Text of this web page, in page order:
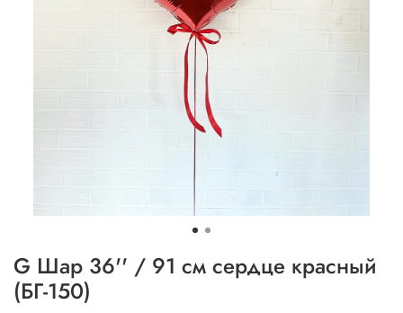
G Шар 36'' / 91 см сердце красный
(БГ-150)